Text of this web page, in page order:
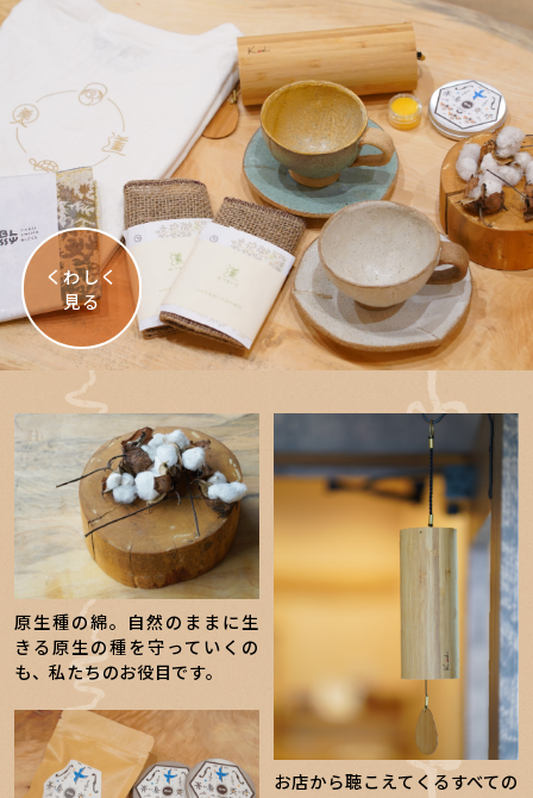
くわしく
見る
原生種の綿。自然のままに生
きる原生の種を守っていくの
も、私たちのお役目です。
お店から聴こえてくるすべての